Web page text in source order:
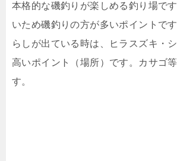
本格的な磯釣りが楽しめる釣り場で
いため磯釣りの方が多いポイントで
らしが出ている時は、ヒラスズキ・
高いポイント（場所）です。カサゴ
す。